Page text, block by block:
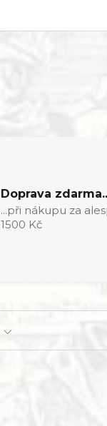
Doprava
...při nákupu za
1500 Kč